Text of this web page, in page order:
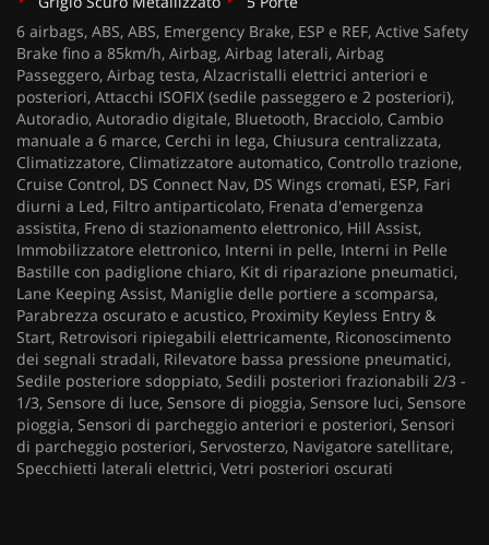
6 airbags, ABS, ABS, Emergency Brake, ESP e REF, Active Safety
Brake fino a 85km/h, Airbag, Airbag laterali, Airbag
Passeggero, Airbag testa, Alzacristalli elettrici anteriori e
posteriori, Attacchi ISOFIX (sedile passeggero e 2 posteriori),
Autoradio, Autoradio digitale, Bluetooth, Bracciolo, Cambio
manuale a 6 marce, Cerchi in lega, Chiusura centralizzata,
Climatizzatore, Climatizzatore automatico, Controllo trazione,
Cruise Control, DS Connect Nav, DS Wings cromati, ESP, Fari
diurni a Led, Filtro antiparticolato, Frenata d'emergenza
assistita, Freno di stazionamento elettronico, Hill Assist,
Immobilizzatore elettronico, Interni in pelle, Interni in Pelle
Bastille con padiglione chiaro, Kit di riparazione pneumatici,
Lane Keeping Assist, Maniglie delle portiere a scomparsa,
Parabrezza oscurato e acustico, Proximity Keyless Entry &
Start, Retrovisori ripiegabili elettricamente, Riconoscimento
dei segnali stradali, Rilevatore bassa pressione pneumatici,
Sedile posteriore sdoppiato, Sedili posteriori frazionabili 2/3 -
1/3, Sensore di luce, Sensore di pioggia, Sensore luci, Sensore
pioggia, Sensori di parcheggio anteriori e posteriori, Sensori
di parcheggio posteriori, Servosterzo, Navigatore satellitare,
Specchietti laterali elettrici, Vetri posteriori oscurati